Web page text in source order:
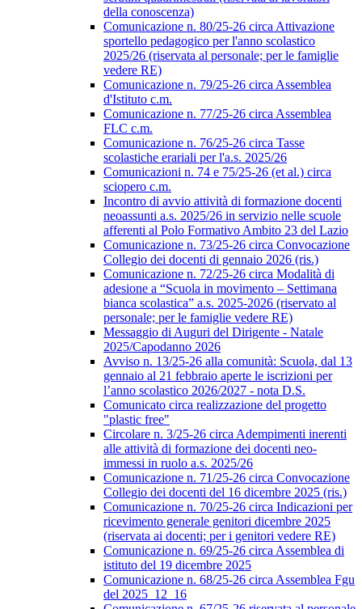
della conoscenza)
Comunicazione n. 80/25-26 circa Attivazione
sportello pedagogico per l'anno scolastico
2025/26 (riservata al personale; per le famiglie
vedere RE)
Comunicazione n. 79/25-26 circa Assemblea
d'Istituto c.m.
Comunicazione n. 77/25-26 circa Assemblea
FLC c.m.
Comunicazione n. 76/25-26 circa Tasse
scolastiche erariali per l'a.s. 2025/26
Comunicazioni n. 74 e 75/25-26 (et al.) circa
sciopero c.m.
Incontro di avvio attività di formazione docenti
neoassunti a.s. 2025/26 in servizio nelle scuole
afferenti al Polo Formativo Ambito 23 del Lazio
Comunicazione n. 73/25-26 circa Convocazione
Collegio dei docenti di gennaio 2026 (ris.)
Comunicazione n. 72/25-26 circa Modalità di
adesione a “Scuola in movimento – Settimana
bianca scolastica” a.s. 2025-2026 (riservato al
personale; per le famiglie vedere RE)
Messaggio di Auguri del Dirigente - Natale
2025/Capodanno 2026
Avviso n. 13/25-26 alla comunità: Scuola, dal 13
gennaio al 21 febbraio aperte le iscrizioni per
l’anno scolastico 2026/2027 - nota D.S.
Comunicato circa realizzazione del progetto
"plastic free"
Circolare n. 3/25-26 circa Adempimenti inerenti
alle attività di formazione dei docenti neo-
immessi in ruolo a.s. 2025/26
Comunicazione n. 71/25-26 circa Convocazione
Collegio dei docenti del 16 dicembre 2025 (ris.)
Comunicazione n. 70/25-26 circa Indicazioni per
ricevimento generale genitori dicembre 2025
(riservata ai docenti; per i genitori vedere RE)
Comunicazione n. 69/25-26 circa Assemblea di
istituto del 19 dicembre 2025
Comunicazione n. 68/25-26 circa Assemblea Fgu
del 2025_12_16